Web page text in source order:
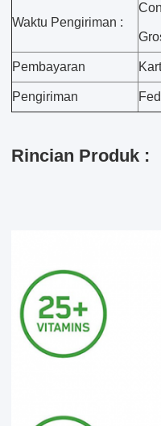
Waktu Pengiriman :
Pembayaran
Pengiriman
Rincian Produk :